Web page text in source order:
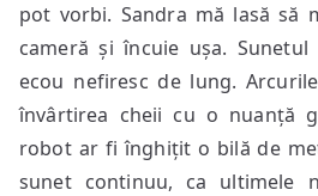
pot vorbi. Sandra mă lasă să
cameră și încuie ușa.
ecou nefiresc de lung.
învârtirea cheii cu o nuanță
robot ar fi înghițit o bilă de
sunet continuu, ca ultimele